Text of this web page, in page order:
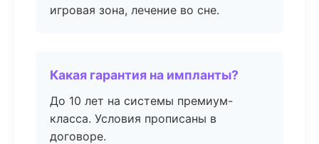
игровая зона, лечение во сне.
Какая гарантия на импланты?
До 10 лет на системы премиум-
класса. Условия прописаны в
договоре.